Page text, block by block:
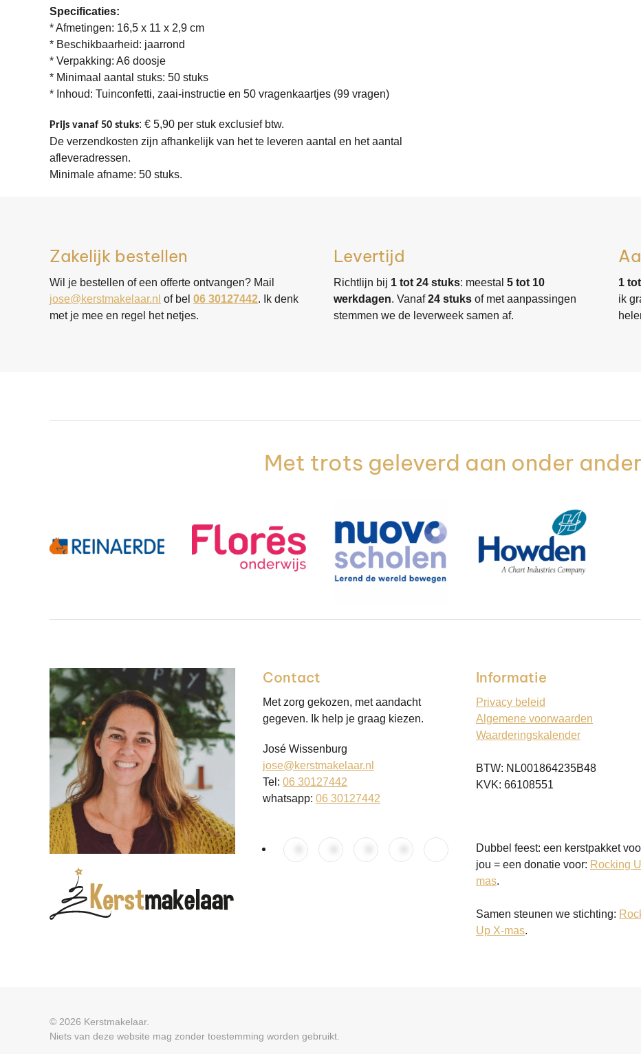
Specificaties:
* Afmetingen: 16,5 x 11 x 2,9 cm
* Beschikbaarheid: jaarrond
* Verpakking: A6 doosje
* Minimaal aantal stuks: 50 stuks
* Inhoud: Tuinconfetti, zaai-instructie en 50 vragenkaartjes (99 vragen)
Prijs vanaf 50 stuks: € 5,90 per stuk exclusief btw.
​De verzendkosten zijn afhankelijk van het te leveren aantal en het aantal
afleveradressen.
Minimale afname: 50 stuks.
Zakelijk bestellen
Wil je bestellen of een offerte ontvangen? Mail
jose@kerstmakelaar.nl of bel 06 30127442. Ik denk
met je mee en regel het netjes.
Levertijd
Richtlijn bij 1 tot 24 stuks: meestal5 tot 10
werkdagen. Vanaf24 stuks of met aanpassingen
stemmen we de leverweek samen af.
1
ik
Met trots geleverd aan onder
Contact
Met zorg gekozen, met aandacht
gegeven. Ik help je graag kiezen.
José Wissenburg
jose@kerstmakelaar.nl
Tel: 06 30127442
whatsapp: 06 30127442
Informatie
Privacy beleid
Algemene voorwaarden
Waarderingskalender
BTW: NL001864235B48
KVK: 66108551
Dubbel feest: een kerstpakket
jou = een donatie voor: Rocking
mas.
Samen steunen we stichting:
Up X-mas.
© 2026 Kerstmakelaar.
Niets van deze website mag zonder toestemming worden gebruikt.